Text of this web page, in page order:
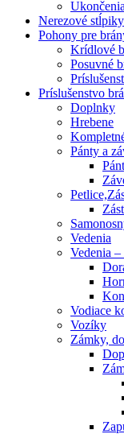
Ukončenia
Nerezové stĺpiky
Pohony pre
Krídlové
Posuvné
Príslušenstvo
Doplnky
Hrebene
Pánty a
Vedenia
Vedenia
Vodiace
Vozíky
Zámky,